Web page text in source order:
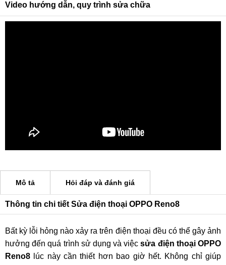
Video hướng dẫn, quy trình sửa chữa
Mô tả Hỏi đáp và đánh giá
Thông tin chi tiết Sửa điện thoại OPPO Reno8
Bất kỳ lỗi hỏng nào xảy ra trên điện thoại đều có thể gây ảnh
hưởng đến quá trình sử dụng và việcsửa điện thoại OPPO
Reno8 lúc này cần thiết hơn bao giờ hết. Không chỉ giúp